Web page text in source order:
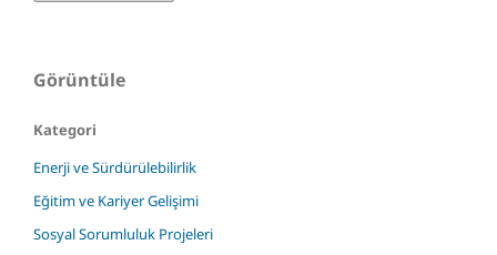
Görüntüle
Kategori
Enerji ve Sürdürülebilirlik
Eğitim ve Kariyer Gelişimi
Sosyal Sorumluluk Projeleri